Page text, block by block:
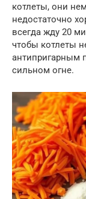
котлеты, они
недостаточно
всегда жду 20
чтобы котлеты
антипригарным
сильном огне.